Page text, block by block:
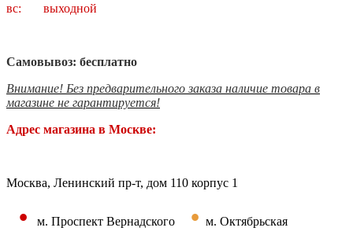
вс: выходной
Самовывоз: бесплатно
Внимание! Без предварительного заказа наличие товара в
магазине не гарантируется!
Адрес магазина в Москве:
Москва, Ленинский пр-т, дом 110 корпус 1
• м. Проспект Вернадского • м. Октябрьская